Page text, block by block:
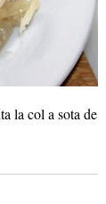
la col a sota de